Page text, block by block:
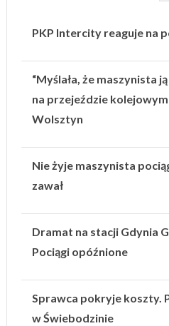
PKP Intercity reaguje na
“Myślała, że maszynista
na przejeździe kolejowym
Wolsztyn
Nie żyje maszynista
zawał
Dramat na stacji Gdynia
Pociągi opóźnione
Sprawca pokryje koszty.
w Świebodzinie